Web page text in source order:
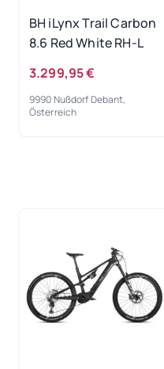
BH iLynx Trail Carbon
8.6 Red White RH-L
3.299,95 €
9990 Nußdorf Debant,
Österreich